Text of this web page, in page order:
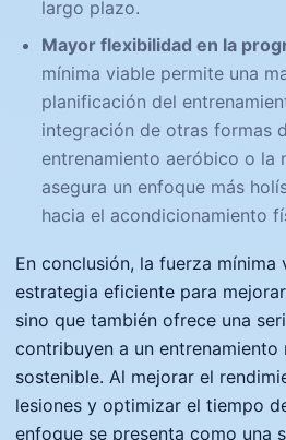
largo plazo.
Mayor flexibilidad en la
mínima viable permite una
planificación del
integración de otras formas
entrenamiento aeróbico o la
asegura un enfoque más
hacia el acondicionamiento
En conclusión, la fuerza mínima
estrategia eficiente para
sino que también ofrece una
contribuyen a un
sostenible. Al mejorar el
lesiones y optimizar el tiempo
enfoque se presenta como una